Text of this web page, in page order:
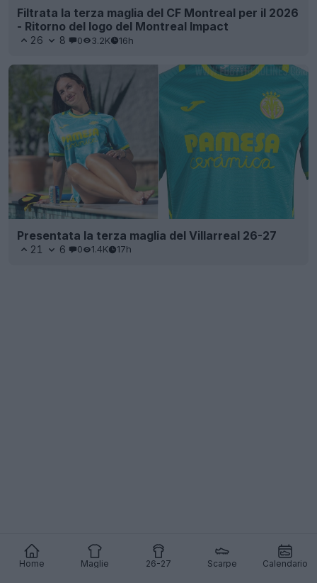
Home Maglie 26-27 Scarpe Calendario
Filtrata la terza maglia del CF Montreal per il 2026
- Ritorno del logo del Montreal Impact
26 8 0 3.2K 16h
Presentata la terza maglia del Villarreal 26-27
21 6 0 1.4K 17h